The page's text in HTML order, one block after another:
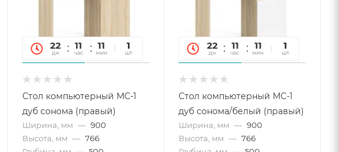
22
дн
11
час
11
мин
45
сек
1
шт
Стол компьютерный МС-1
дуб сонома (правый)
Ширина, мм — 900
Высота, мм — 766
22
дн
11
час
11
мин
45
сек
1
шт
Стол компьютерный МС-1
дуб сонома/белый (правый)
Ширина, мм — 900
Высота, мм — 766